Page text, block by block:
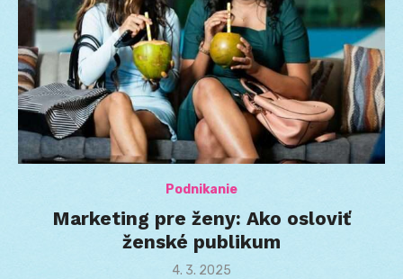
Podnikanie
Marketing pre ženy: Ako osloviť
ženské publikum
Posted
4. 3. 2025